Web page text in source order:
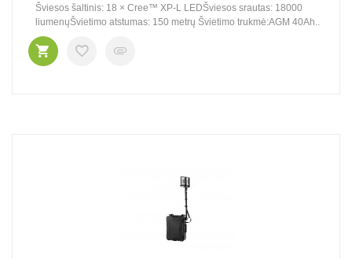
Šviesos šaltinis: 18 × Cree™ XP-L LEDŠviesos srautas: 18000
liumenųŠvietimo atstumas: 150 metrų Švietimo trukmė:AGM 40Ah..